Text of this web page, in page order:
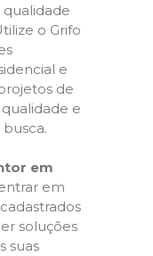
qualidade
o Grifo
e
de
e
em
em
soluções
suas